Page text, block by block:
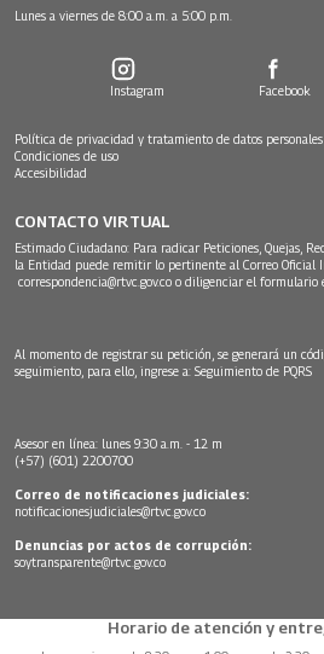
Lunes a viernes de 8:00 a.m. a 5:00 p.m.
Instagram Facebook
Política de privacidad y tratamiento de datos personales
Condiciones de uso
Accesibilidad
CONTACTO VIRTUAL
Estimado Ciudadano: Para radicar Peticiones, Quejas,
la Entidad puede remitir lo pertinente al Correo Oficial
correspondencia@rtvc.gov.co o diligenciar el formulario
Al momento de registrar su petición, se generará un
seguimiento, para ello, ingrese a: Seguimiento de PQRS
Asesor en línea: lunes 9:30 a.m. - 12 m
(+57) (601) 2200700
Correo de notificaciones judiciales:
notificacionesjudiciales@rtvc.gov.co
Denuncias por actos de corrupción:
soytransparente@rtvc.gov.co
Horario de atención y